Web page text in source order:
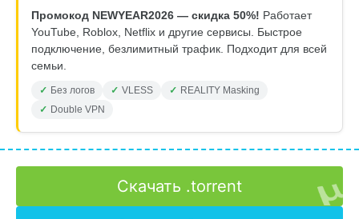
Промокод NEWYEAR2026 — скидка 50%! Работает
YouTube, Roblox, Netflix и другие сервисы. Быстрое
подключение, безлимитный трафик. Подходит для всей
семьи.
Без логов VLESS
REALITY Masking
Double VPN
Скачать .torrent